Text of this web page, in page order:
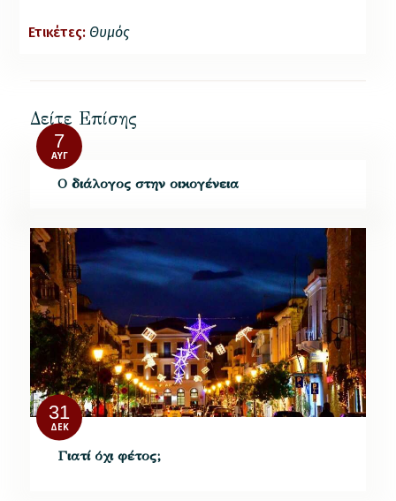
Ετικέτες: Θυμός
Δείτε Επίσης
7
ΑΥΓ
Ο διάλογος στην οικογένεια
31
ΔΕΚ
Γιατί όχι φέτος;